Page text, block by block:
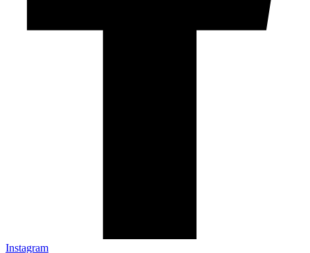
Instagram